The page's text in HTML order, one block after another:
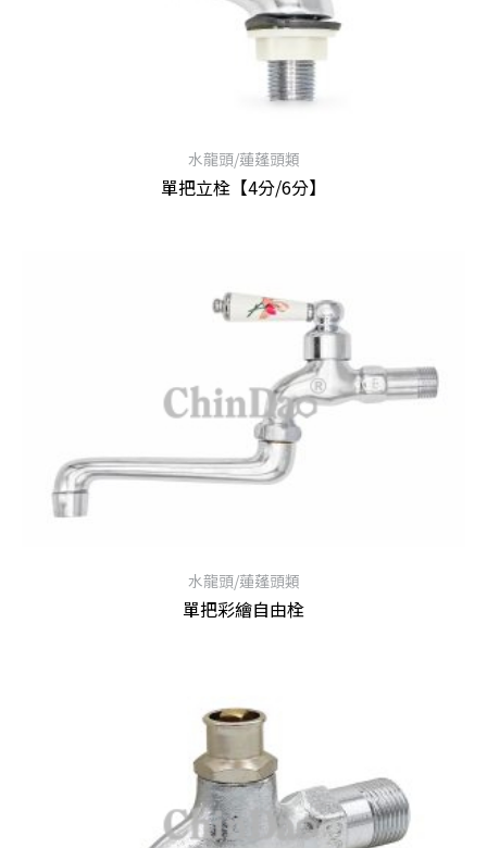
水龍頭/蓮蓬頭類
單把立栓【4分/6分】
水龍頭/蓮蓬頭類
單把彩繪自由栓